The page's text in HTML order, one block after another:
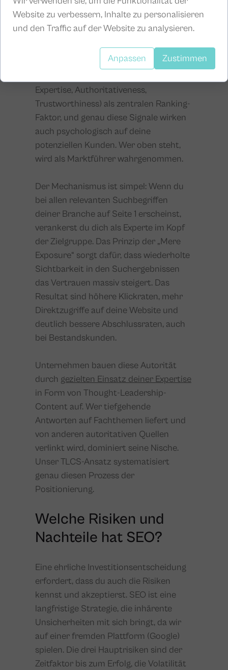
Wie trägt SEO zur Markenautorität
Markenautorität ist die Währung des
Vertrauens in der digitalen Welt. Google
Expertise, Authoritativeness,
Trustworthiness) als zentralen Ranking-
Faktor, und genau diese Signale wirken
auch psychologisch auf deine
potenziellen Kunden. Wer oben steht,
wird als Marktführer wahrgenommen.
Der Mechanismus ist simpel: Wenn du
bei allen relevanten Suchbegriffen
deiner Branche auf Seite 1 erscheinst,
verankerst du dich als Experte im Kopf
der Zielgruppe. Das Prinzip der „Mere
Exposure“ sorgt dafür, dass wiederholte
Sichtbarkeit in den Suchergebnissen
das Vertrauen massiv steigert. Das
Resultat sind höhere Klickraten, mehr
Direktzugriffe auf deine Website und
deutlich bessere Abschlussraten, auch
bei Bestandskunden.
Unternehmen bauen diese Autorität
durch gezielten Einsatz deiner Expertise
in Form von Thought-Leadership-
Content auf. Wer tiefgehende
Antworten auf Fachthemen liefert und
von anderen autoritativen Quellen
verlinkt wird, dominiert seine Nische.
Unser TLCS-Ansatz systematisiert
genau diesen Prozess der
Positionierung.
Welche Risiken und
Nachteile hat SEO?
Eine ehrliche Investitionsentscheidung
erfordert, dass du auch die Risiken
kennst und akzeptierst. SEO ist eine
langfristige Strategie, die inhärente
Unsicherheiten mit sich bringt, da wir
auf einer fremden Plattform (Google)
spielen. Die drei Hauptrisiken sind der
Zeitfaktor bis zum Erfolg, die Volatilität
Website zu verbessern, Inhalte zu personalisieren
und den Traffic auf der Website zu analysieren.
Anpassen Zustimmen